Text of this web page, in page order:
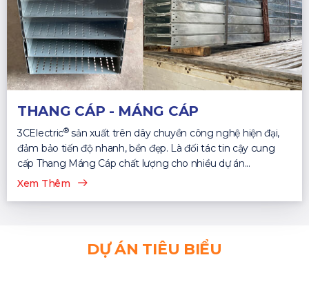
THANG CÁP - MÁNG CÁP
3CElectric®sản xuất trên dây chuyền công nghệ hiện đại,
đảm bảo tiến độ nhanh, bền đẹp. Là đối tác tin cậy cung
cấp Thang Máng Cáp chất lượng cho nhiều dự án...
Xem Thêm
DỰ ÁN TIÊU BIỂU